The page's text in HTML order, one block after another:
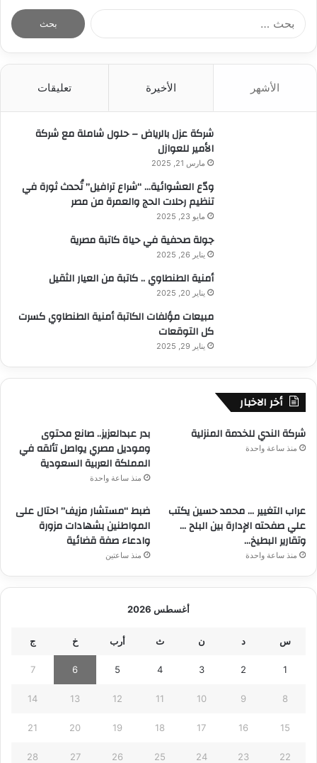
الأشهر الأخيرة تعليقات
شركة عزل بالرياض – حلول شاملة مع شركة
الأمير للعوازل
مارس 21, 2025
ودّع العشوائية… “شراع ترافيل” تُحدث ثورة في
تنظيم رحلات الحج والعمرة من مصر
مايو 23, 2025
جولة صحفية في حياة كاتبة مصرية
يناير 26, 2025
أمنية الطنطاوي .. كاتبة من العيار الثقيل
يناير 20, 2025
مبيعات مؤلفات الكاتبة أمنية الطنطاوي كسرت
كل التوقعات
يناير 29, 2025
أخر الاخبار
شركة الندي للخدمة المنزلية
منذ ساعة واحدة
بدر عبدالعزيز.. صانع محتوى
وموديل مصري يواصل تألقه في
المملكة العربية السعودية
منذ ساعة واحدة
عراب التغيير … محمد حسين يكتب
علي صفحته الإدارة بين البلح …
وتقارير البطيخ…
منذ ساعة واحدة
ضبط “مستشار مزيف” احتال على
المواطنين بشهادات مزورة
وادعاء صفة قضائية
منذ ساعتين
أغسطس 2026
س د ن ث أرب خ ج
1
2
3
4
5
6
7
8
9
10
11
12
13
14
15
16
17
18
19
20
21
22
23
24
25
26
27
28